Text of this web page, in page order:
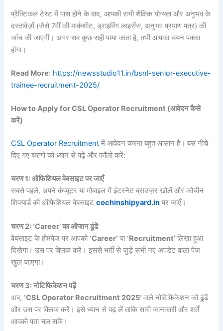
प्रैक्टिकल टेस्ट में पास होने के बाद, आपकी सभी शैक्षिक योग्यता और अनुभव के
दस्तावेज़ों (जैसे 7वीं की मार्कशीट, ड्राइविंग लाइसेंस, अनुभव प्रमाण पत्र) की
जाँच की जाएगी। अगर सब कुछ सही पाया जाता है, तभी आपका चयन पक्का
होगा।
Read More: https://newsstudio11.in/bsnl-senior-executive-
trainee-recruitment-2025/
How to Apply for CSL Operator Recruitment (आवेदन कैसे
करें)
CSL Operator Recruitment में आवेदन करना बहुत आसान है। बस नीचे
दिए गए चरणों को ध्यान से पढ़ें और फॉलो करें:
चरण 1: ऑफिशियल वेबसाइट पर जाएँ
सबसे पहले, अपने कंप्यूटर या मोबाइल में इंटरनेट ब्राउज़र खोलें और कोचीन
शिपयार्ड की ऑफिशियल वेबसाइटcochinshipyard.in पर जाएँ।
चरण 2: ‘Career’ का ऑप्शन ढूंढें
वेबसाइट के होमपेज पर आपको ‘Career’ या ‘Recruitment’ लिखा हुआ
दिखेगा। उस पर क्लिक करें। इससे भर्ती से जुड़े सभी नए अपडेट वाला पेज
खुल जाएगा।
चरण 3: नोटिफिकेशन पढ़ें
अब, ‘CSL Operator Recruitment 2025’ वाले नोटिफिकेशन को ढूंढें
और उस पर क्लिक करें। इसे ध्यान से पढ़ लें ताकि सारी जानकारी और शर्तें
आपको पता चल सकें।